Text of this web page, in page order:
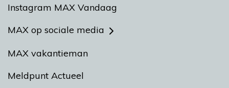
Instagram MAX Vandaag
MAX op sociale media
MAX vakantieman
Meldpunt Actueel